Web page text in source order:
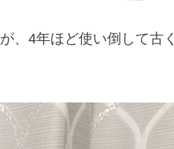
、4年ほど使い倒して古く